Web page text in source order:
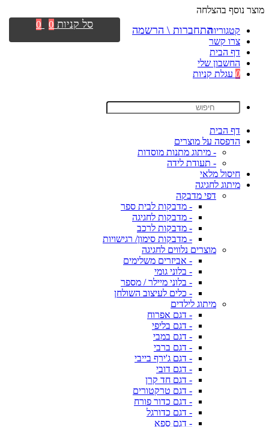
מוצר נוסף בהצלחה
קטגוריות
צרו קשר
דף הבית
החשבון שלי
0 עגלת קניות
דף הבית
הדפסה על מוצרים
- מיתוג מתנות מוסדות
- תעודת לידה
חיסול מלאי
מיתוג לחגיגה
דפי מדבקה
- מדבקות לבית ספר
- מדבקות לחגיגה
- מדבקות לרכב
- מדבקות סימון/ רגישויות
מוצרים נלווים לחגיגה
- אביזרים משלימים
- בלוני גומי
- בלוני מיילר / מספר
- כלים לעיצוב השולחן
מיתוג לילדים
- דגם אפרוח
- דגם בליפי
- דגם במבי
- דגם ברבי
- דגם ג'ירף בייבי
- דגם דובי
- דגם חד קרן
- דגם טרקטורים
- דגם כדור פורח
- דגם כדורגל
- דגם ספא
התחברות \ הרשמה סל קניות 0
0